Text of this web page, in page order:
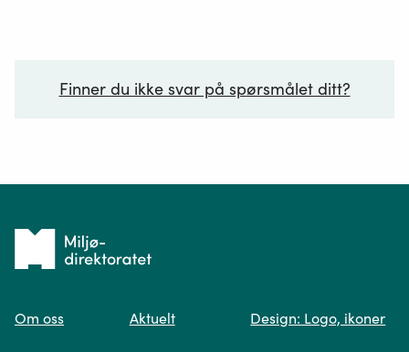
Finner du ikke svar på spørsmålet ditt?
Spør oss
Tilbake
forsiden
Om oss Aktuelt Design: Logo, ikoner